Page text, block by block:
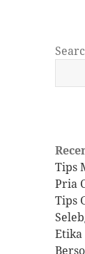
Tips
Pria
Tips